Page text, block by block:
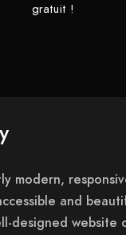
gratuit !
modern,
and
designed website